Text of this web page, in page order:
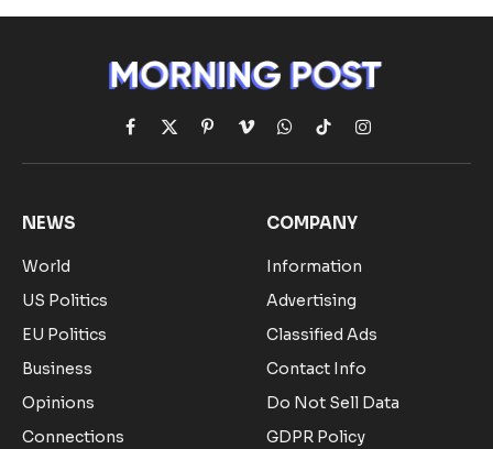
Facebook
X
(Twitter)
Pinterest
VimeoWhatsApp
TikTokInstagram
NEWS
World
US Politics
EU Politics
Business
Opinions
Connections
COMPANY
Information
Advertising
Classified Ads
Contact Info
Do Not Sell Data
GDPR Policy